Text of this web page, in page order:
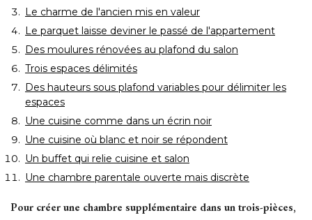
Le charme de l'ancien mis en valeur
Le parquet laisse deviner le passé de l'appartement
Des moulures rénovées au plafond du salon
Trois espaces délimités
Des hauteurs sous plafond variables pour délimiter les
espaces
Une cuisine comme dans un écrin noir
Une cuisine où blanc et noir se répondent
Un buffet qui relie cuisine et salon
Une chambre parentale ouverte mais discrète
Pour créer une chambre supplémentaire dans un trois-pièces,